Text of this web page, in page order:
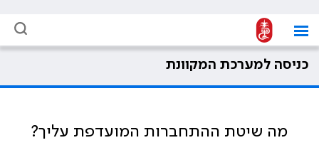
כניסה למערכת המקוונת
מה שיטת ההתחברות המועדפת עליך?